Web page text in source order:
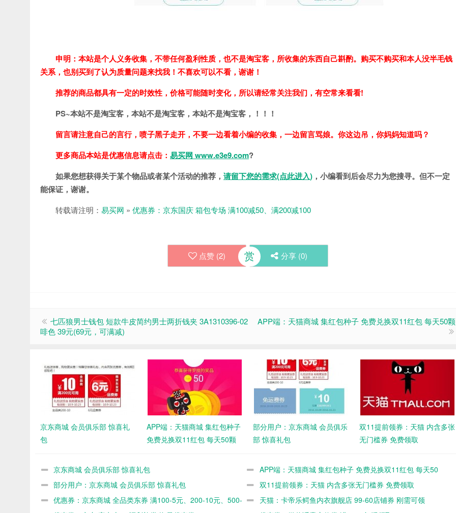
申明：本站是个人义务收集，不带任何盈利性质，也不是淘宝客，所收集的东西自己斟酌。购买不购买和本人没半毛钱
关系，也别买到了认为质量问题来找我！不喜欢可以不看，谢谢！
推荐的商品都具有一定的时效性，价格可能随时变化，所以请经常关注我们，有空常来看看!
PS~本站不是淘宝客，本站不是淘宝客，本站不是淘宝客，！！！
留言请注意自己的言行，喷子黑子走开，不要一边看着小编的收集，一边留言骂娘。你这边吊，你妈妈知道吗？
更多商品本站是优惠信息请点击： 易买网 www.e3e9.com?
如果您想获得关于某个物品或者某个活动的推荐， 请留下您的需求(点此进入) ，小编看到后会尽力为您搜寻。但不一定
能保证，谢谢。
转载请注明： 易买网 » 优惠券：京东国庆 箱包专场 满100减50、满200减100
点赞 (2) 赏 分享 (0)
七匹狼男士钱包 短款牛皮简约男士两折钱夹 3A1310396-02
啡色 39元(69元，可满减)
APP端：天猫商城 集红包种子 免费兑换双11红包 每天50颗
京东商城 会员俱乐部 惊喜礼
包
APP端：天猫商城 集红包种子
免费兑换双11红包 每天50颗
部分用户：京东商城 会员俱乐
部 惊喜礼包
双11提前领券：天猫 内含多张
无门槛券 免费领取
京东商城 会员俱乐部 惊喜礼包
APP端：天猫商城 集红包种子 免费兑换双11红包 每天50
颗
部分用户：京东商城 会员俱乐部 惊喜礼包
双11提前领券：天猫 内含多张无门槛券 免费领取
优惠券：京东商城 全品类东券 满100-5元、200-10元、500-
天猫：卡帝乐鳄鱼内衣旗舰店 99-60店铺券 刚需可领